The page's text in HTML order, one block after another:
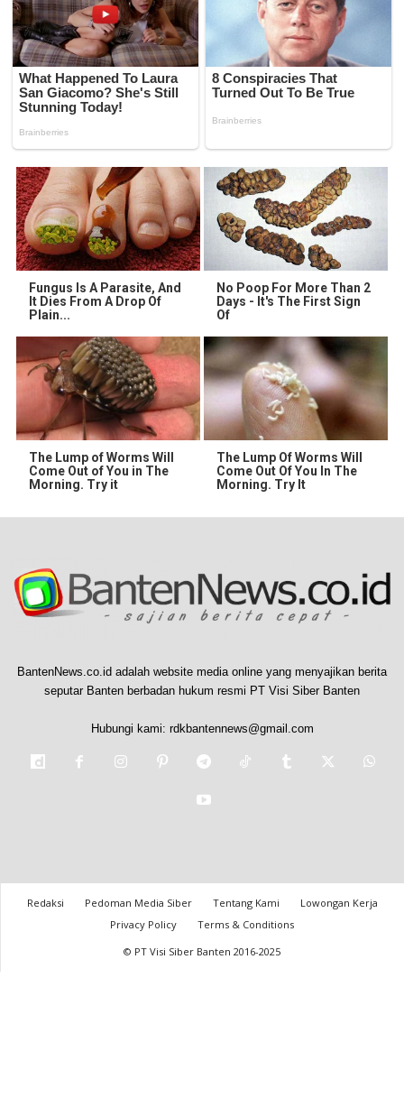
Fungus Is A Parasite, And
It Dies From A Drop Of
Plain...
No Poop For More Than 2
Days - It's The First Sign
Of
The Lump of Worms Will
Come Out of You in The
Morning. Try it
The Lump Of Worms Will
Come Out Of You In The
Morning. Try It
BantenNews.co.id adalah website media online yang menyajikan berita
seputar Banten berbadan hukum resmi PT Visi Siber Banten
Hubungi kami: rdkbantennews@gmail.com
Redaksi Pedoman Media Siber Tentang Kami
Lowongan Kerja
Privacy Policy
Terms & Conditions
© PT Visi Siber Banten 2016-2025